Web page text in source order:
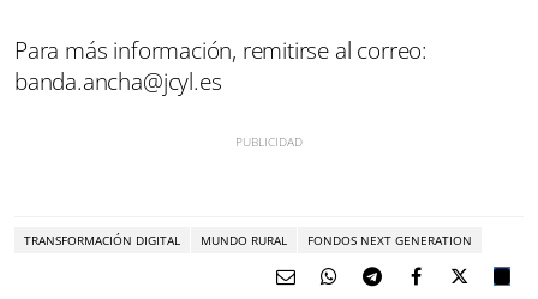
Para más información, remitirse al correo:
banda.ancha@jcyl.es
TRANSFORMACIÓN DIGITAL MUNDO RURAL FONDOS NEXT GENERATION